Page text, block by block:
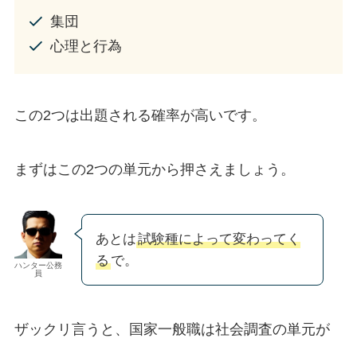
集団
心理と行為
この2つは出題される確率が高いです。
まずはこの2つの単元から押さえましょう。
ハンター公務
員
あとは試験種によって変わってく
るで。
ザックリ言うと、国家一般職は社会調査の単元が